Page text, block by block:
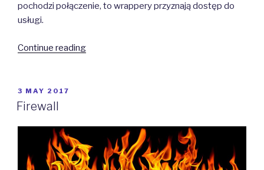
pochodzi połączenie, to wrappery przyznają dostęp do
usługi.
Continue reading“TCP
POSTED
ON
3 MAY 2017
Firewall